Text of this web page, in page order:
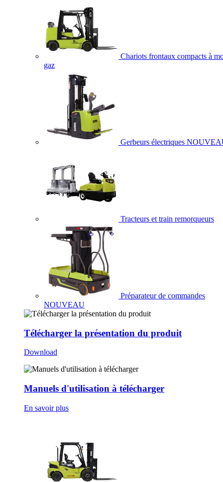
Chariots frontaux compacts à
gaz
Gerbeurs électriques
Tracteurs et train remorqueurs
Préparateur de commandes
NOUVEAU
Télécharger la présentation du produit
Download
Manuels d'utilisation à télécharger
En savoir plus